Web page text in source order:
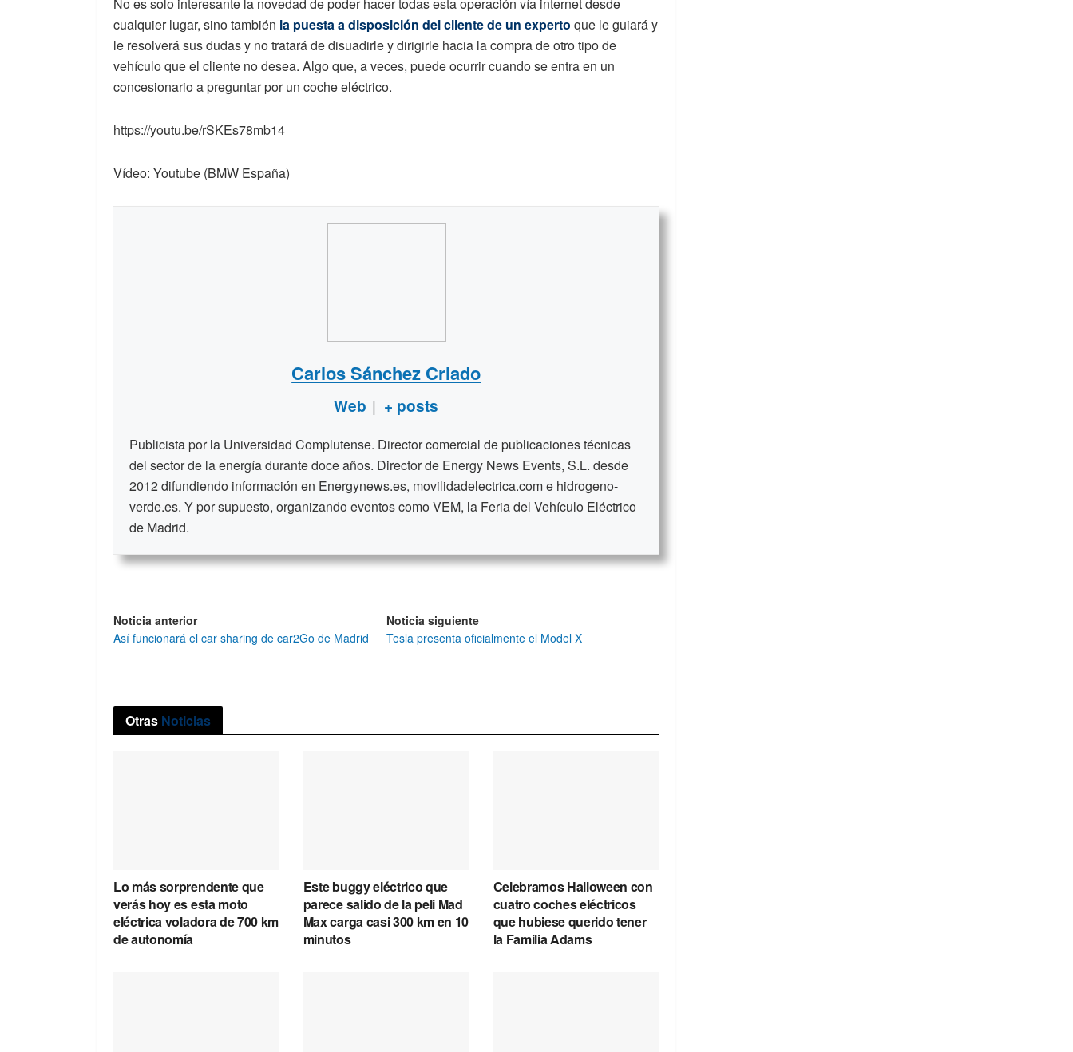
cualquier lugar, sino también la puesta a disposición del cliente de un experto que le guiará y
le resolverá sus dudas y no tratará de disuadirle y dirigirle hacia la compra de otro tipo de
vehículo que el cliente no desea. Algo que, a veces, puede ocurrir cuando se entra en un
concesionario a preguntar por un coche eléctrico.
https://youtu.be/rSKEs78mb14
Vídeo: Youtube (BMW España)
Carlos Sánchez Criado
Web | + posts
Publicista por la Universidad Complutense. Director comercial de publicaciones técnicas
del sector de la energía durante doce años. Director de Energy News Events, S.L. desde
2012 difundiendo información en Energynews.es, movilidadelectrica.com e hidrogeno-
verde.es. Y por supuesto, organizando eventos como VEM, la Feria del Vehículo Eléctrico
de Madrid.
Noticia anterior
Así funcionará el car sharing de car2Go de Madrid
Noticia siguiente
Tesla presenta oficialmente el Model X
Otras Noticias
Lo más sorprendente que
verás hoy es esta moto
eléctrica voladora de 700 km
de autonomía
Este buggy eléctrico que
parece salido de la peli Mad
Max carga casi 300 km en 10
minutos
Celebramos Halloween con
cuatro coches eléctricos
que hubiese querido tener
la Familia Adams